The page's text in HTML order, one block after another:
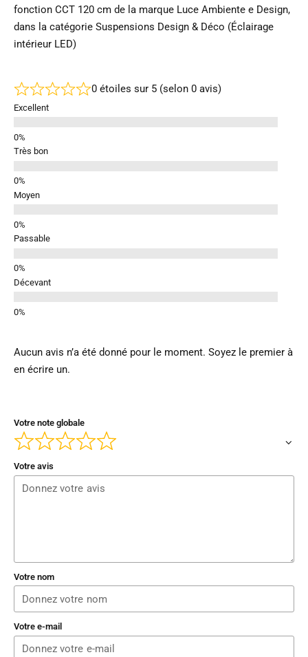
fonction CCT 120 cm de la marque Luce Ambiente e Design,
dans la catégorie Suspensions Design & Déco (Éclairage
intérieur LED)
0 étoiles sur 5 (selon 0 avis)
Excellent
Très bon
Moyen
Passable
Décevant
Aucun avis n’a été donné pour le moment. Soyez le premier à
en écrire un.
Votre note globale
Votre avis
Votre nom
Votre e-mail